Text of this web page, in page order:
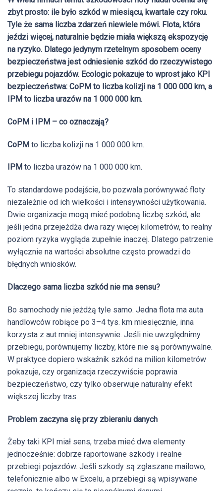
zbyt prosto: ile było szkód w miesiącu, kwartale czy roku.
Tyle że sama liczba zdarzeń niewiele mówi. Flota, która
jeździ więcej, naturalnie będzie miała większą ekspozycję
na ryzyko. Dlatego jedynym rzetelnym sposobem oceny
bezpieczeństwa jest odniesienie szkód do rzeczywistego
przebiegu pojazdów. Ecologic pokazuje to wprost jako KPI
bezpieczeństwa: CoPM to liczba kolizji na 1 000 000 km, a
IPM to liczba urazów na 1 000 000 km.
CoPM i IPM – co oznaczają?
CoPM to liczba kolizji na 1 000 000 km.
IPM to liczba urazów na 1 000 000 km.
To standardowe podejście, bo pozwala porównywać floty
niezależnie od ich wielkości i intensywności użytkowania.
Dwie organizacje mogą mieć podobną liczbę szkód, ale
jeśli jedna przejeżdża dwa razy więcej kilometrów, to realny
poziom ryzyka wygląda zupełnie inaczej. Dlatego patrzenie
wyłącznie na wartości absolutne często prowadzi do
błędnych wniosków.
Dlaczego sama liczba szkód nie ma sensu?
Bo samochody nie jeżdżą tyle samo. Jedna flota ma auta
handlowców robiące po 3–4 tys. km miesięcznie, inna
korzysta z aut mniej intensywnie. Jeśli nie uwzględnimy
przebiegu, porównujemy liczby, które nie są porównywalne.
W praktyce dopiero wskaźnik szkód na milion kilometrów
pokazuje, czy organizacja rzeczywiście poprawia
bezpieczeństwo, czy tylko obserwuje naturalny efekt
większej liczby tras.
Problem zaczyna się przy zbieraniu danych
Żeby taki KPI miał sens, trzeba mieć dwa elementy
jednocześnie: dobrze raportowane szkody i realne
przebiegi pojazdów. Jeśli szkody są zgłaszane mailowo,
telefonicznie albo w Excelu, a przebiegi są wpisywane